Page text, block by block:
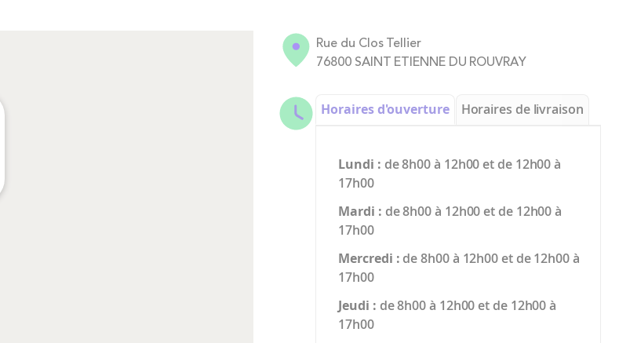
Rue du Clos Tellier
76800 SAINT ETIENNE DU ROUVRAY
Horaires d'ouverture Horaires de livraison
Lundi : de 8h00 à 12h00 et de 12h00 à
17h00
Mardi : de 8h00 à 12h00 et de 12h00 à
17h00
Mercredi : de 8h00 à 12h00 et de 12h00 à
17h00
Jeudi : de 8h00 à 12h00 et de 12h00 à
17h00